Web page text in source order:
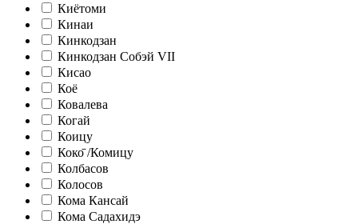
Киётоми
Кинаи
Кинкодзан
Кинкодзан Собэй VII
Кисао
Коё
Ковалева
Когай
Коицу
Коко̄ /Комицу
Колбасов
Колосов
Кома Кансай
Кома Садахидэ